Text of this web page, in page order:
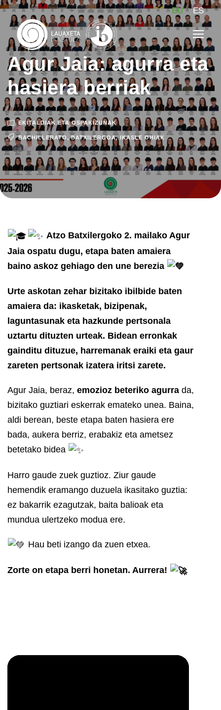
EU ES
Agur Jaia: agurra eta
hasiera berriak
EKITALDIAK ETA OSPAKIZUNAK
BACHILLERATO, BATXILERGOA, IKASLE OHIAK
Atzo Batxilergoko 2. mailako Agur
Jaia ospatu dugu, etapa baten amaiera
baino askoz gehiago den une berezia
Urte askotan zehar bizitako ibilbide baten
amaiera da: ikasketak, bizipenak,
laguntasunak eta hazkunde pertsonala
uztartu dituzten urteak. Bidean erronkak
gainditu dituzue, harremanak eraiki eta gaur
zareten pertsonak izatera iritsi zarete.
Agur Jaia, beraz, emozioz beteriko agurra da,
bizitako guztiari eskerrak emateko unea. Baina,
aldi berean, beste etapa baten hasiera ere
bada, aukera berriz, erabakiz eta ametsez
betetako bidea
Harro gaude zuek guztioz. Ziur gaude
hemendik eramango duzuela ikasitako guztia:
ez bakarrik ezagutzak, baita balioak eta
mundua ulertzeko modua ere.
Hau beti izango da zuen etxea.
Zorte on etapa berri honetan. Aurrera!